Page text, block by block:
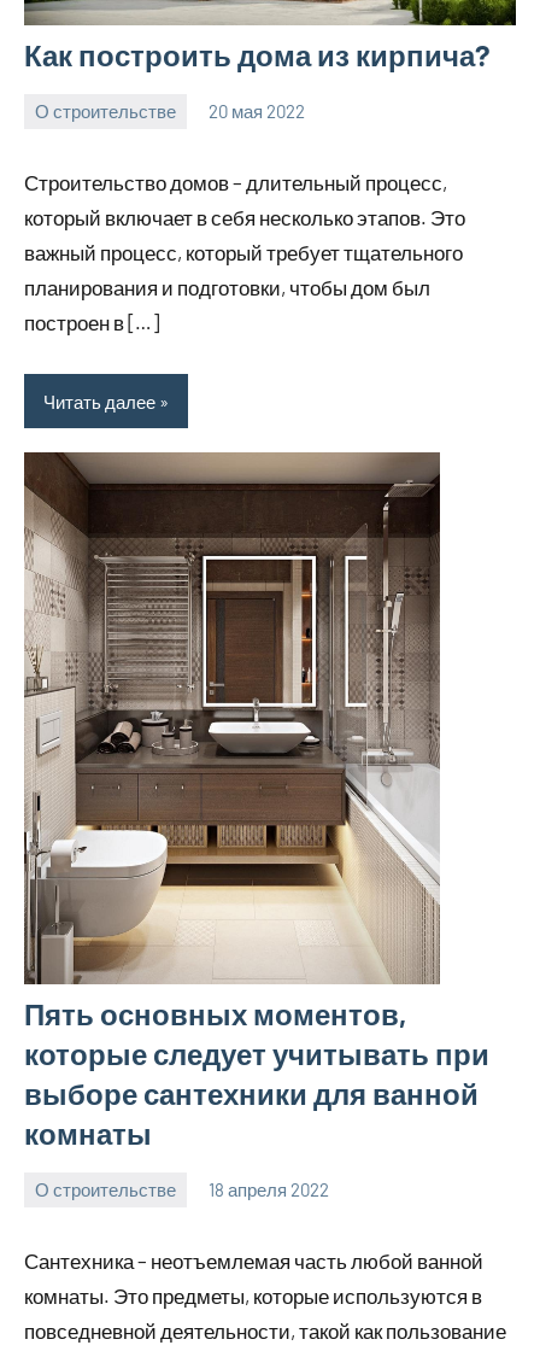
Как построить дома из кирпича?
О строительстве 20 мая 2022
elektrodomku
Строительство домов – длительный процесс,
который включает в себя несколько этапов. Это
важный процесс, который требует тщательного
планирования и подготовки, чтобы дом был
построен в […]
Читать далее
Пять основных моментов,
которые следует учитывать при
выборе сантехники для ванной
комнаты
О строительстве 18 апреля 2022
elektrodomku
Сантехника – неотъемлемая часть любой ванной
комнаты. Это предметы, которые используются в
повседневной деятельности, такой как пользование